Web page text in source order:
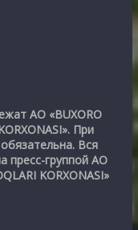
АО «BUXORO
При
Вся
пресс-группой АО
KORXONASI»